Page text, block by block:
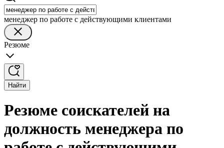
менеджер по работе с действующими клиентами
Резюме
Найти
Резюме соискателей на
должность менеджера по